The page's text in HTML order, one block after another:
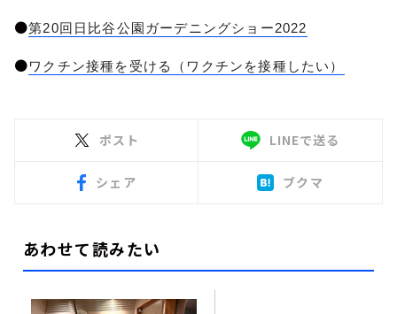
●第20回日比谷公園ガーデニングショー2022
●ワクチン接種を受ける（ワクチンを接種したい）
ポスト LINEで送る
シェア ブクマ
あわせて読みたい